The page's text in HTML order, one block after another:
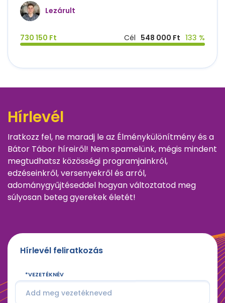
Lezárult
730 150 Ft Cél 548 000 Ft 133 %
Hírlevél
Iratkozz fel, ne maradj le az Élménykülönítmény és a
Bátor Tábor híreiről! Nem spamelünk, mégis mindent
megtudhatsz közösségi programjainkról,
edzéseinkről, versenyekről és arról,
adománygyűjtéseddel hogyan változtatod meg
súlyosan beteg gyerekek életét!
Hírlevél feliratkozás
VEZETÉKNÉV